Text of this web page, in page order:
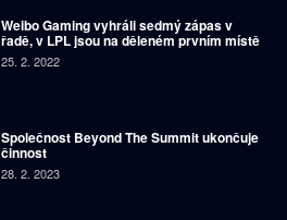
Weibo Gaming vyhráli sedmý zápas v
řadě, v LPL jsou na děleném prvním místě
25. 2. 2022
Společnost Beyond The Summit ukončuje
činnost
28. 2. 2023